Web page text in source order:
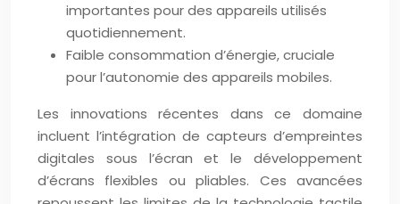
importantes pour des appareils utilisés
quotidiennement.
Faible consommation d’énergie, cruciale
pour l’autonomie des appareils mobiles.
Les innovations récentes dans ce domaine
incluent l’intégration de capteurs d’empreintes
digitales sous l’écran et le développement
d’écrans flexibles ou pliables. Ces avancées